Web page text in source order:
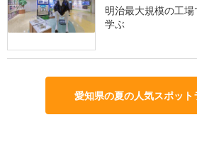
明治最大規模の工
学ぶ
愛知県の夏の人気スポット